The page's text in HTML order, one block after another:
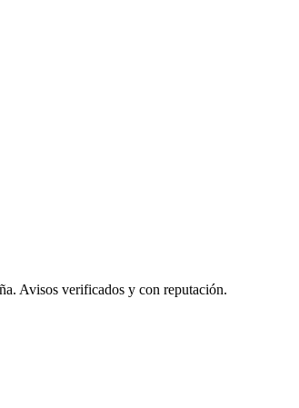
Avisos verificados y con reputación.